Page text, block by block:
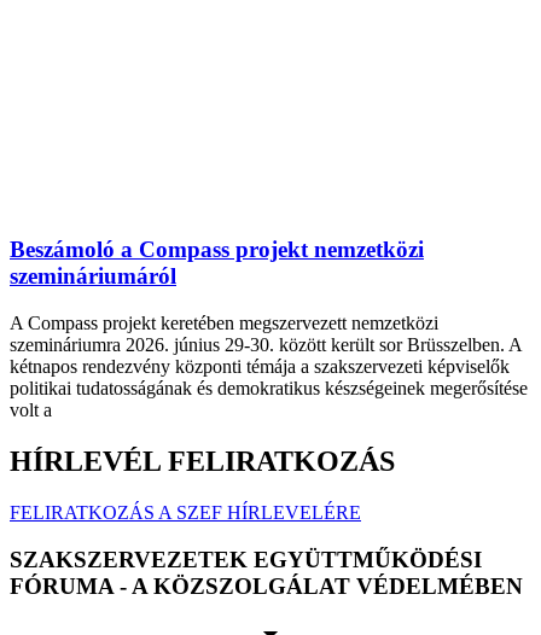
Beszámoló a Compass projekt nemzetközi
szemináriumáról
A Compass projekt keretében megszervezett nemzetközi
szemináriumra 2026. június 29-30. között került sor Brüsszelben. A
kétnapos rendezvény központi témája a szakszervezeti képviselők
politikai tudatosságának és demokratikus készségeinek megerősítése
volt a
HÍRLEVÉL FELIRATKOZÁS
FELIRATKOZÁS A SZEF HÍRLEVELÉRE
SZAKSZERVEZETEK EGYÜTTMŰKÖDÉSI
FÓRUMA - A KÖZSZOLGÁLAT VÉDELMÉBEN